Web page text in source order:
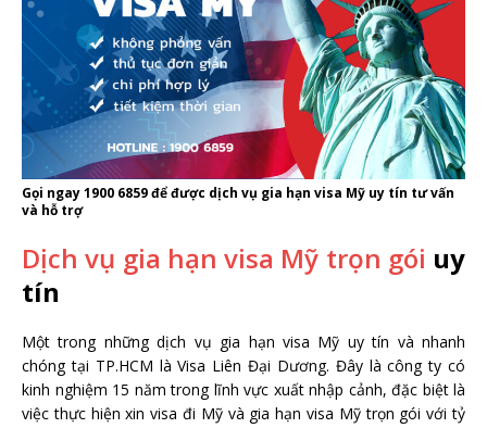
Gọi ngay 1900 6859 để được dịch vụ gia hạn visa Mỹ uy tín tư vấn
và hỗ trợ
Dịch vụ gia hạn visa Mỹ trọn gói uy
tín
Một trong những dịch vụ gia hạn visa Mỹ uy tín và nhanh
chóng tại TP.HCM là Visa Liên Đại Dương. Đây là công ty có
kinh nghiệm 15 năm trong lĩnh vực xuất nhập cảnh, đặc biệt là
việc thực hiện xin visa đi Mỹ và gia hạn visa Mỹ trọn gói với tỷ